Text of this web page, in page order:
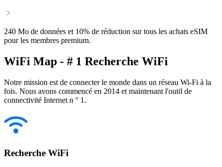
240 Mo de données et 10% de réduction sur tous les achats eSIM
pour les membres premium.
WiFi Map - # 1 Recherche WiFi
Notre mission est de connecter le monde dans un réseau Wi-Fi à la
fois. Nous avons commencé en 2014 et maintenant l'outil de
connectivité Internet n ° 1.
Recherche WiFi